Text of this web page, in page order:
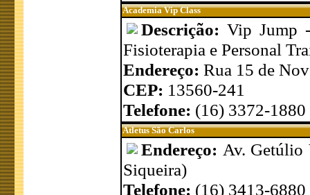
Academia Vip Class
Descrição: Vip Jump
Fisioterapia e Personal
Endereço: Rua 15 de
CEP: 13560-241
Telefone: (16) 3372-
Atletus São Carlos
Endereço: Av. Getúlio
Siqueira)
Telefone: (16) 3413-6880